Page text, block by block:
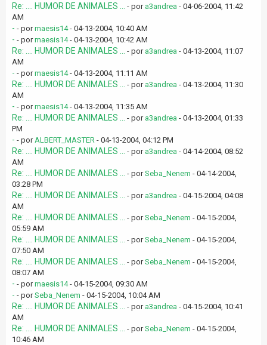
Re: .... HUMOR DE ANIMALES ... - por a3andrea - 04-06-2004, 11:42
AM
- - pormaesis14- 04-13-2004, 10:40 AM
- - pormaesis14- 04-13-2004, 10:42 AM
Re: .... HUMOR DE ANIMALES ... - por a3andrea - 04-13-2004, 11:07
AM
- - pormaesis14- 04-13-2004, 11:11 AM
Re: .... HUMOR DE ANIMALES ... - por a3andrea - 04-13-2004, 11:30
AM
- - pormaesis14- 04-13-2004, 11:35 AM
Re: .... HUMOR DE ANIMALES ... - por a3andrea - 04-13-2004, 01:33
PM
- - porALBERT_MASTER - 04-13-2004, 04:12 PM
Re: .... HUMOR DE ANIMALES ... - por a3andrea - 04-14-2004, 08:52
AM
Re: .... HUMOR DE ANIMALES ... - porSeba_Nenem - 04-14-2004,
03:28 PM
Re: .... HUMOR DE ANIMALES ... - por a3andrea - 04-15-2004, 04:08
AM
Re: .... HUMOR DE ANIMALES ... - porSeba_Nenem - 04-15-2004,
05:59 AM
Re: .... HUMOR DE ANIMALES ... - porSeba_Nenem - 04-15-2004,
07:50 AM
Re: .... HUMOR DE ANIMALES ... - porSeba_Nenem - 04-15-2004,
08:07 AM
- - pormaesis14- 04-15-2004, 09:30 AM
- - porSeba_Nenem - 04-15-2004, 10:04 AM
Re: .... HUMOR DE ANIMALES ... - por a3andrea - 04-15-2004, 10:41
AM
Re: .... HUMOR DE ANIMALES ... - porSeba_Nenem - 04-15-2004,
10:46 AM